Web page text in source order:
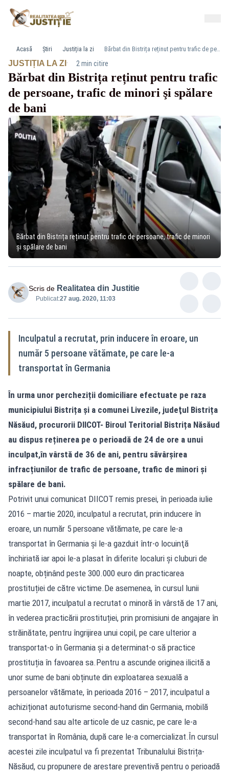
Acasă Știri Justiția la zi Bărbat din Bistrița reținut pentru trafic de persoane, trafic de minori şi spălare de bani
JUSTIȚIA LA ZI · 2 min citire
Bărbat din Bistrița reținut pentru trafic
de persoane, trafic de minori şi spălare
de bani
Bărbat din Bistrița reținut pentru trafic de persoane, trafic de minori
şi spălare de bani
Scris de Realitatea din Justitie
Publicat:27 aug. 2020, 11:03
Inculpatul a recrutat, prin inducere în eroare, un
număr 5 persoane vătămate, pe care le-a
transportat în Germania
În urma unor percheziții domiciliare efectuate pe raza
municipiului Bistrița şi a comunei Livezile, judeţul Bistrița
Năsăud, procurorii DIICOT- Biroul Teritorial Bistrița Năsăud
au dispus reținerea pe o perioadă de 24 de ore a unui
inculpat,în vârstă de 36 de ani, pentru săvârşirea
infracțiunilor de trafic de persoane, trafic de minori şi
spălare de bani.
Potrivit unui comunicat DIICOT remis presei, în perioada iulie
2016 – martie 2020, inculpatul a recrutat, prin inducere în
eroare, un număr 5 persoane vătămate, pe care le-a
transportat în Germania şi le-a gazduit într-o locuinţă
închiriată iar apoi le-a plasat în diferite localuri și cluburi de
noapte, obținând peste 300.000 euro din practicarea
prostituției de către victime.De asemenea, în cursul lunii
martie 2017, inculpatul a recrutat o minoră în vârstă de 17 ani,
în vederea practicării prostituției, prin promisiuni de angajare în
străinătate, pentru îngrijirea unui copil, pe care ulterior a
transportat-o în Germania şi a determinat-o să practice
prostituția în favoarea sa.Pentru a ascunde originea ilicită a
unor sume de bani obținute din exploatarea sexuală a
persoanelor vătămate, în perioada 2016 – 2017, inculpatul a
achiziționat autoturisme second-hand din Germania, mobilă
second-hand sau alte articole de uz casnic, pe care le-a
transportat în România, după care le-a comercializat.În cursul
acestei zile inculpatul va fi prezentat Tribunalului Bistrița-
Năsăud, cu propunere de arestare preventivă pentru o perioadă